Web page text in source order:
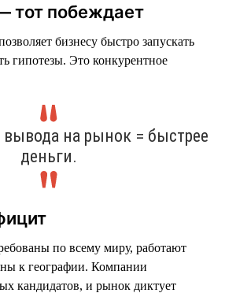
тот побеждает
бизнесу быстро запускать
гипотезы. Это конкурентное
на рынок = быстрее
деньги.
по всему миру, работают
к географии. Компании
кандидатов, и рынок диктует